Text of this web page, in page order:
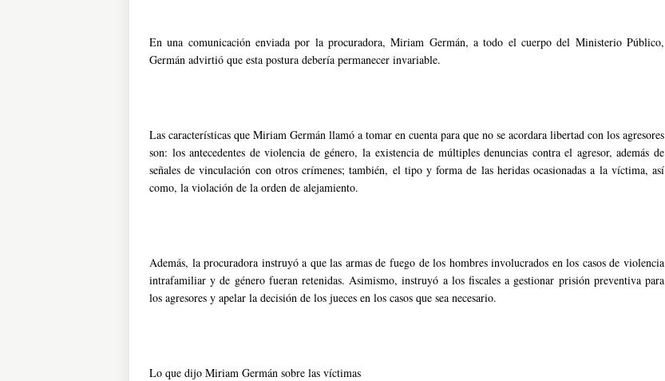
En una comunicación enviada por la procuradora, Miriam Germán, a todo el cuerpo del Ministerio Público,
Germán advirtió que esta postura debería permanecer invariable.
Las características que Miriam Germán llamó a tomar en cuenta para que no se acordara libertad con los agresores
son: los antecedentes de violencia de género, la existencia de múltiples denuncias contra el agresor, además de
señales de vinculación con otros crímenes; también, el tipo y forma de las heridas ocasionadas a la víctima, así
como, la violación de la orden de alejamiento.
Además, la procuradora instruyó a que las armas de fuego de los hombres involucrados en los casos de violencia
intrafamiliar y de género fueran retenidas. Asimismo, instruyó a los fiscales a gestionar prisión preventiva para
los agresores y apelar la decisión de los jueces en los casos que sea necesario.
Lo que dijo Miriam Germán sobre las víctimas